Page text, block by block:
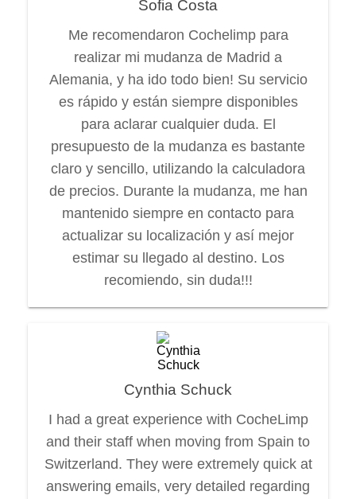
Sofia Costa
Me recomendaron Cochelimp para
realizar mi mudanza de Madrid a
Alemania, y ha ido todo bien! Su servicio
es rápido y están siempre disponibles
para aclarar cualquier duda. El
presupuesto de la mudanza es bastante
claro y sencillo, utilizando la calculadora
de precios. Durante la mudanza, me han
mantenido siempre en contacto para
actualizar su localización y así mejor
estimar su llegado al destino. Los
recomiendo, sin duda!!!
Cynthia Schuck
I had a great experience with CocheLimp
and their staff when moving from Spain to
Switzerland. They were extremely quick at
answering emails, very detailed regarding